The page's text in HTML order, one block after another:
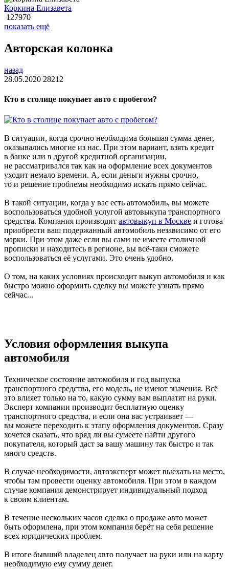
Коркина Елизавета
127970
показать ещё
Авторская колонка
назад
28.05.2020 28212
Кто в столице покупает авто с пробегом?
В ситуации, когда срочно необходима большая сумма денег,
оказывались многие из нас. При этом вариант, взять кредит
в банке или в другой кредитной организации,
не рассматривался так как на оформление всех документов
уходит немало времени. А, если деньги нужны срочно,
то и решение проблемы необходимо искать прямо сейчас.
В такой ситуации, когда у вас есть автомобиль, вы можете
воспользоваться удобной услугой автовыкупа транспортного
средства. Компания производит автовыкуп в Москве и готова
приобрести ваш подержанный автомобиль независимо от его
марки. При этом даже если вы сами не имеете столичной
прописки и находитесь в регионе, вы всё-таки сможете
воспользоваться её услугами. Это очень удобно.
О том, на каких условиях происходит выкуп автомобиля и как
быстро можно оформить сделку вы можете узнать прямо
сейчас...
Условия оформления выкупа
автомобиля
Техническое состояние автомобиля и год выпуска
транспортного средства, его модель, не имеют значения. Всё
это влияет только на то, какую сумму вам выплатят на руки.
Эксперт компании производит бесплатную оценку
транспортного средства, и если она вас устраивает —
вы можете переходить к этапу оформления документов. Сразу
хочется сказать, что вряд ли вы сумеете найти другого
покупателя, который даст за вашу машину так быстро и так
много средств.
В случае необходимости, автоэксперт может выехать на место,
чтобы там провести оценку автомобиля. При этом в каждом
случае компания демонстрирует индивидуальный подход
к своим клиентам.
В течение нескольких часов сделка о продаже авто может
быть оформлена, при этом компания берёт на себя решение
всех юридических проблем.
В итоге бывший владелец авто получает на руки или на карту
необходимую ему сумму денег.